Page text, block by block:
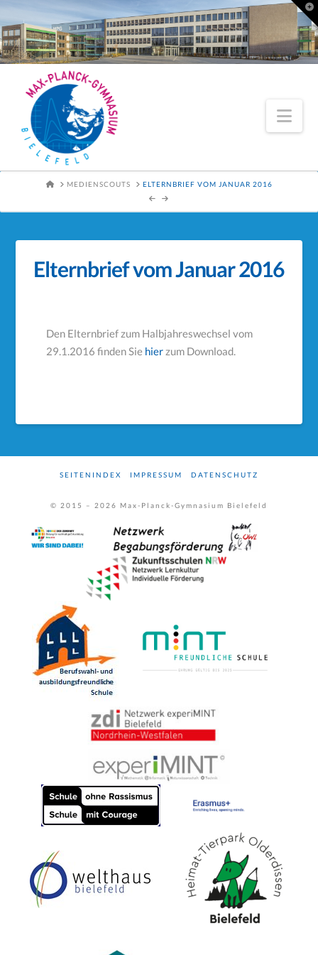
HOMEMEDIENSCOUTS ELTERNBRIEF VOM JANUAR 2016
Elternbrief vom Januar 2016
Den Elternbrief zum Halbjahreswechsel vom
29.1.2016 finden Sie hier zum Download.
SEITENINDEX IMPRESSUM DATENSCHUTZ
© 2015 – 2026 Max-Planck-Gymnasium Bielefeld